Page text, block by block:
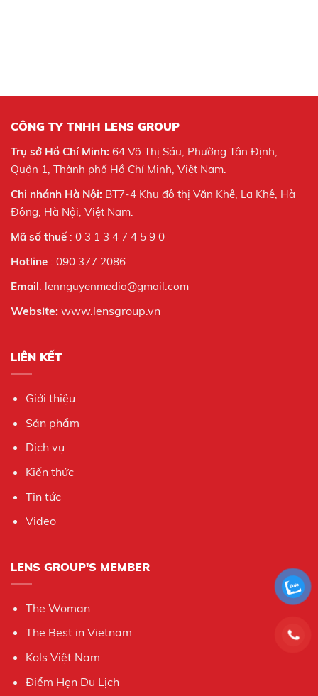
CÔNG TY TNHH LENS GROUP
Trụ sở Hồ Chí Minh: 64 Võ Thị Sáu, Phường Tân Định,
Quận 1, Thành phố Hồ Chí Minh, Việt Nam.
Chi nhánh Hà Nội: BT7-4 Khu đô thị Văn Khê, La Khê, Hà
Đông, Hà Nội, Việt Nam.
Mã số thuế : 0 3 1 3 4 7 4 5 9 0
Hotline : 090 377 2086
Email: lennguyenmedia@gmail.com
Website: www.lensgroup.vn
LIÊN KẾT
Giới thiệu
Sản phẩm
Dịch vụ
Kiến thức
Tin tức
Video
LENS GROUP'S MEMBER
The Woman
The Best in Vietnam
Kols Việt Nam
Điểm Hẹn Du Lịch